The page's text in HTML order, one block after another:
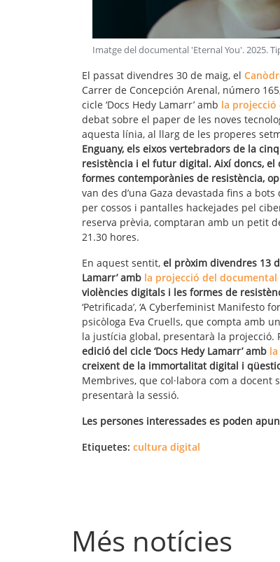
Imatge del documental 'Eternal You'.2025.
El passat divendres 30 de maig, el
Carrer de Concepción Arenal, número
cicle ‘Docs Hedy Lamarr’ amb la projecció
debat sobre el paper de les noves
aquesta línia, al llarg de les properes
Enguany, els eixos vertebradors de la
resistència i el futur digital. Així doncs,
formes contemporànies de resistència,
van des d’una Gaza devastada fins a
per cossos i pantalles hackejades pel
reserva prèvia, comptaran amb un petit
21.30 hores.
En aquest sentit, el pròxim divendres 13
Lamarr’ amb la projecció del documental
violències digitals i les formes de
‘Petrificada’, ‘A Cyberfeminist Manifesto
psicòloga Eva Cruells, que compta amb
la justícia global, presentarà la projecció.
edició del cicle ‘Docs Hedy Lamarr’ amb
creixent de la immortalitat digital i
Membrives, que col·labora com a
presentarà la sessió.
Les persones interessades es poden
Etiquetes: cultura digital
Més notícies